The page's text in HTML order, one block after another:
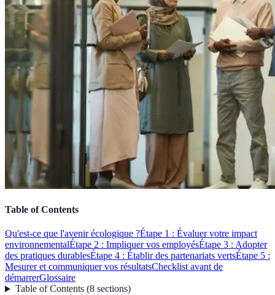
Table of Contents
Qu'est-ce que l'avenir écologique ?Étape 1 : Évaluer votre impact
environnementalÉtape 2 : Impliquer vos employésÉtape 3 : Adopter
des pratiques durablesÉtape 4 : Établir des partenariats vertsÉtape 5 :
Mesurer et communiquer vos résultatsChecklist avant de
démarrerGlossaire
Table of Contents(8 sections)